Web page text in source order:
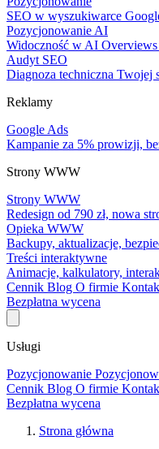
SEO w wyszukiwarce
Pozycjonowanie AI
Widoczność w AI
Audyt SEO
Diagnoza techniczna Twojej
Reklamy
Google Ads
Kampanie za 5% prowizji,
Strony WWW
Strony WWW
Redesign od 790 zł, nowa
Opieka WWW
Backupy, aktualizacje,
Treści interaktywne
Animacje, kalkulatory,
Cennik Blog O firmie
Bezpłatna wycena
Usługi
Pozycjonowanie
Cennik Blog O firmie
Bezpłatna wycena
Strona główna